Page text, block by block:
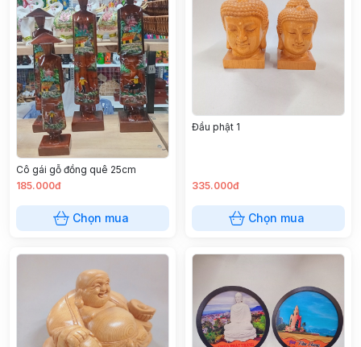
Cô gái gỗ đồng quê 25cm
185.000đ
Chọn mua
Đầu phật 1
335.000đ
Chọn mua